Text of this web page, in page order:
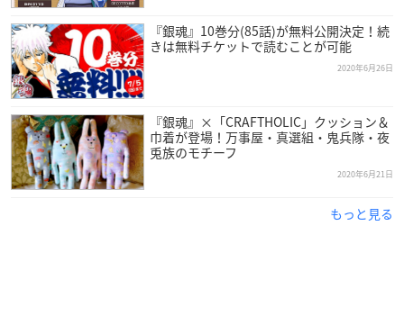
『銀魂』10巻分(85話)が無料公開決定！続
きは無料チケットで読むことが可能
2020年6月26日
『銀魂』×「CRAFTHOLIC」クッション＆
巾着が登場！万事屋・真選組・鬼兵隊・夜
兎族のモチーフ
2020年6月21日
もっと見る